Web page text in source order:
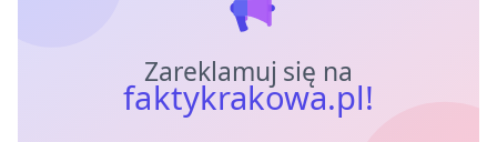
Zareklamuj się na
faktykrakowa.pl!